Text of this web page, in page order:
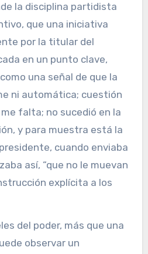
la disciplina partidista
que una iniciativa
por la titular del
en un punto clave,
una señal de que la
ni automática; cuestión
falta; no sucedió en la
y para muestra está la
cuando enviaba
así, “que no le muevan
explícita a los
del poder, más que una
observar un